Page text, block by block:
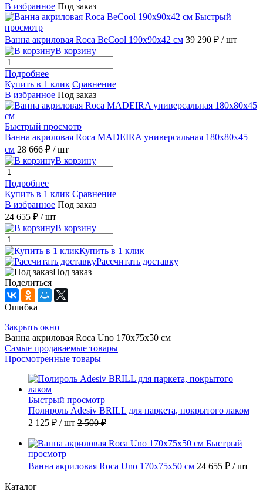
В избранное Под заказ
Быстрый
просмотр
Ванна акриловая Roca BeCool 190x90x42 см 39 290 ₽ / шт
В корзину
Подробнее
Купить в 1 клик Сравнение
В избранное Под заказ
Быстрый просмотр
Ванна акриловая Roca MADEIRA универсальная 180x80x45
см 28 666 ₽ / шт
В корзину
Подробнее
Купить в 1 клик Сравнение
В избранное Под заказ
24 655 ₽ / шт
В корзину
Купить в 1 клик
Рассчитать доставку
Под заказ
Поделиться
Ошибка
Закрыть окно
Ванна акриловая Roca Uno 170x75x50 см
Самые продаваемые товары
Просмотренные товары
Быстрый просмотр
Полироль Adesiv BRILL для паркета, покрытого лаком
2 125 ₽ / шт 2 500 ₽
Быстрый
просмотр
Ванна акриловая Roca Uno 170x75x50 см 24 655 ₽ / шт
Каталог